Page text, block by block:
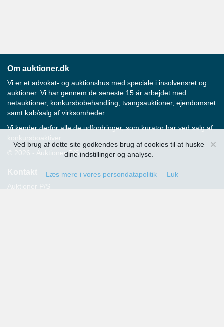
×
Ved brug af dette site godkendes brug af cookies til at huske
dine indstillinger og analyse.
Læs mere i vores persondatapolitik Luk
Om auktioner.dk
Vi er et advokat- og auktionshus med speciale i insolvensret og
auktioner. Vi har gennem de seneste 15 år arbejdet med
netauktioner, konkursbobehandling, tvangsauktioner, ejendomsret
samt køb/salg af virksomheder.
Vi kender derfor alle de udfordringer, som kurator har ved salg af
konkursboaktiver.
© 2026 - Auktioner P/S
Kontakt
Auktioner P/S